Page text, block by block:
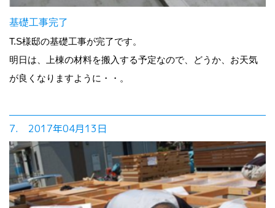
基礎工事完了
T.S様邸の基礎工事が完了です。
明日は、上棟の材料を搬入する予定なので、どうか、お天気
が良くなりますように・・。
7. 2017年04月13日